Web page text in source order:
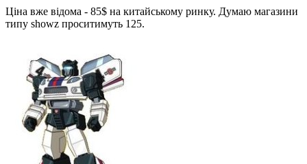
Ціна вже відома - 85$ на китайському ринку. Думаю магазини
типу showz проситимуть 125.